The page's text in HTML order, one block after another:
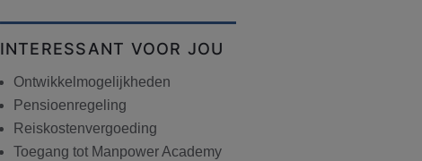
INTERESSANT VOOR JOU
Ontwikkelmogelijkheden
Pensioenregeling
Reiskostenvergoeding
Toegang tot Manpower Academy